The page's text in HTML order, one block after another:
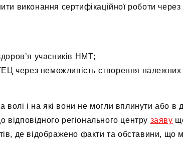
виконання сертифікаційної роботи через
учасників НМТ;
через неможливість створення
і на які вони не могли вплинути або в
регіонального центру заяву
де відображено факти та обставини, що